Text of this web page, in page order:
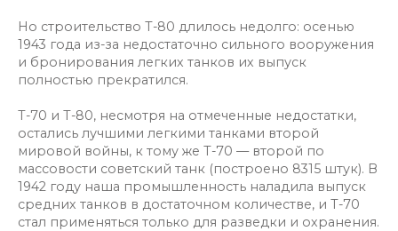
Но строительство Т-80 длилось недолго: осенью
1943 года из-за недостаточно сильного вооружения
и бронирования легких танков их выпуск
полностью прекратился.
Т-70 и Т-80, несмотря на отмеченные недостатки,
остались лучшими легкими танками второй
мировой войны, к тому же Т-70 — второй по
массовости советский танк (построено 8315 штук). В
1942 году наша промышленность наладила выпуск
средних танков в достаточном количестве, и Т-70
стал применяться только для разведки и охранения.